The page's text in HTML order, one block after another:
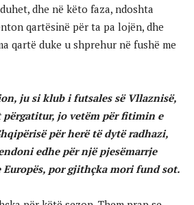
dhe në këto faza, ndoshta
qartësinë për ta pa lojën, dhe
qartë duke u shprehur në fushë me
ju si klub i futsales së Vllaznisë,
jo vetëm për fitimin e
për herë të dytë radhazi,
edhe për një pjesëmarrje
por gjithçka mori fund sot.